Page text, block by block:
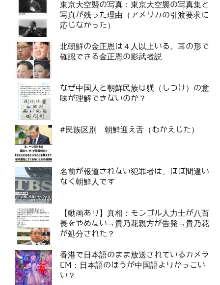
東京大空襲の写真：東京大空襲の写真集と
写真が残った理由（アメリカの引渡要求に
応じなかった）
北朝鮮の金正恩は４人以上いる。耳の形で
確認できる金正恩の影武者説
なぜ中国人と朝鮮民族は躾（しつけ）の意
味が理解できないのか？
#民族区別 朝鮮迎え舌（むかえじた）
名前が報道されない犯罪者は、ほぼ間違い
なく朝鮮人です
【動画あり】真相：モンゴル人力士が八百
長をやめない→貴乃花親方が告発→貴乃花
が処分された？
香港で日本語のまま放送されているカメラ
CM：日本語のほうが中国語よりかっこい
い？